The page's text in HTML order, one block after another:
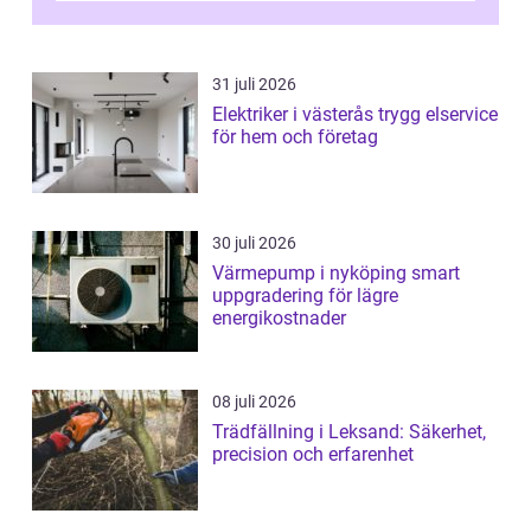
...
31 juli 2026
Elektriker i västerås trygg elservice
för hem och företag
30 juli 2026
Värmepump i nyköping smart
uppgradering för lägre
energikostnader
08 juli 2026
Trädfällning i Leksand: Säkerhet,
precision och erfarenhet